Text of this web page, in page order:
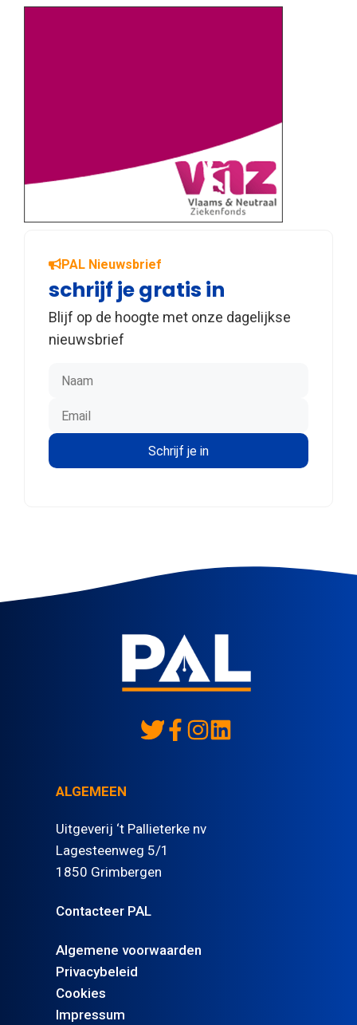
PAL Nieuwsbrief
schrijf je gratis in
Blijf op de hoogte met onze dagelijkse
nieuwsbrief